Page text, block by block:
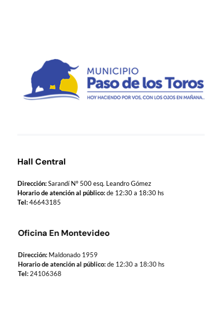
Hall Central
Dirección:Sarandí Nº 500 esq. Leandro Gómez
Horario de atención al público:de 12:30 a 18:30 hs
Tel:46643185
Oficina En Montevideo
Dirección:Maldonado 1959
Horario de atención al público:de 12:30 a 18:30 hs
Tel:24106368